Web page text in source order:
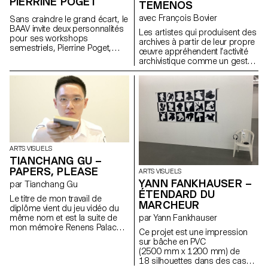
par leurs conversations, tandis
que d’autres s’y prêtent
facilement. Vous n’hésiterez
donc pas à intercepter
quelques unes des phrases
que s’échangent les pièces,
tout en ayant la possibilité de :
répliquer/négocier/argumenter
que SLAP, en vrai meeting point
statique, propose le temps
d’une soirée.
Sans craindre le grand écart, le
BAAV invite deux personnalités
pour ses workshops
semestriels, Pierrine Poget,
performeuse, toutes deux de
Genève. La première, décrite
par un étudiant comme une «
ostéopathe du cerveau »
convie un groupe
d’étudiant.e.x.s à faire famille
avec les voix dans sa tête,
quand la seconde convie les
corps dans l’espace de la fête
pour une performance dans le
studio cinéma de l’ECAL.
TEMENOS
avec François Bovier
Les artistes qui produisent des
archives à partir de leur propre
œuvre appréhendent l’activité
archivistique comme un geste
créatif : ici, l’archive devient
Parallèlement à la « pulsions
d’archives » qui traverse l’art
contemporain depuis les
années 1960, ce projet de
recherche interroge l’« agentivité
performative » des archives
lorsqu’elles se constituent à
partir d’« actes d’image ». Le
corpus sélectionné repose sur
un cas extrêmement singulier,
le travail cinématographique de
Gregory J. Markopoulos
(1928-1992) et les archives du
Temenos.
ARTS VISUELS
TIANCHANG GU –
PAPERS, PLEASE
par Tianchang Gu
Le titre de mon travail de
diplôme vient du jeu vidéo du
même nom et est la suite de
mon mémoire Renens Palace,
ARTS VISUELS
YANN FANKHAUSER –
ÉTENDARD DU
MARCHEUR
par Yann Fankhauser
Ce projet est une impression
sur bâche en PVC
(2500 mm x 1200 mm) de
18 silhouettes dans des cases